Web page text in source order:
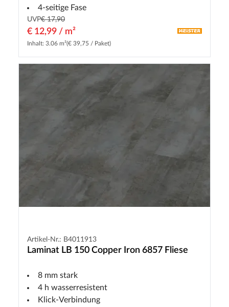
4-seitige Fase
UVP€ 17,90
€ 12,99 / m²
Inhalt: 3.06 m²(€ 39,75 / Paket)
Artikel-Nr.: B4011913
Laminat LB 150 Copper Iron 6857 Fliese
8 mm stark
4 h wasserresistent
Klick-Verbindung